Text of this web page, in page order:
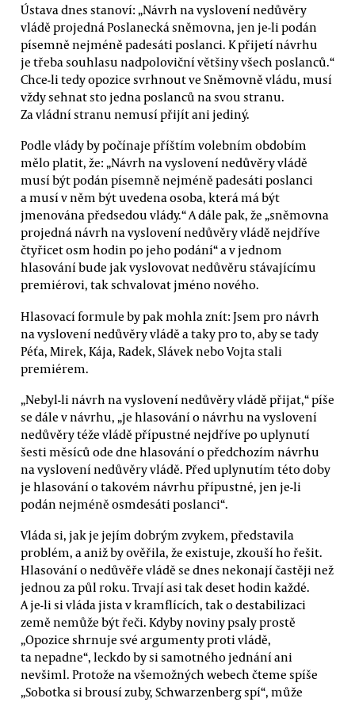
Ústava dnes stanoví: „Návrh na vyslovení nedůvěry
vládě projedná Poslanecká sněmovna, jen je-li podán
písemně nejméně padesáti poslanci. K přijetí návrhu
je třeba souhlasu nadpoloviční většiny všech poslanců.“
Chce-li tedy opozice svrhnout ve Sněmovně vládu, musí
vždy sehnat sto jedna poslanců na svou stranu.
Za vládní stranu nemusí přijít ani jediný.
Podle vlády by počínaje příštím volebním obdobím
mělo platit, že: „Návrh na vyslovení nedůvěry vládě
musí být podán písemně nejméně padesáti poslanci
a musí v něm být uvedena osoba, která má být
jmenována předsedou vlády.“ A dále pak, že „sněmovna
projedná návrh na vyslovení nedůvěry vládě nejdříve
čtyřicet osm hodin po jeho podání“ a v jednom
hlasování bude jak vyslovovat nedůvěru stávajícímu
premiérovi, tak schvalovat jméno nového.
Hlasovací formule by pak mohla znít: Jsem pro návrh
na vyslovení nedůvěry vládě a taky pro to, aby se tady
Péťa, Mirek, Kája, Radek, Slávek nebo Vojta stali
premiérem.
„Nebyl-li návrh na vyslovení nedůvěry vládě přijat,“ píše
se dále v návrhu, „je hlasování o návrhu na vyslovení
nedůvěry téže vládě přípustné nejdříve po uplynutí
šesti měsíců ode dne hlasování o předchozím návrhu
na vyslovení nedůvěry vládě. Před uplynutím této doby
je hlasování o takovém návrhu přípustné, jen je-li
podán nejméně osmdesáti poslanci“.
Vláda si, jak je jejím dobrým zvykem, představila
problém, a aniž by ověřila, že existuje, zkouší ho řešit.
Hlasování o nedůvěře vládě se dnes nekonají častěji než
jednou za půl roku. Trvají asi tak deset hodin každé.
A je-li si vláda jista v kramflících, tak o destabilizaci
země nemůže být řeči. Kdyby noviny psaly prostě
„Opozice shrnuje své argumenty proti vládě,
ta nepadne“, leckdo by si samotného jednání ani
nevšiml. Protože na všemožných webech čteme spíše
„Sobotka si brousí zuby, Schwarzenberg spí“, může